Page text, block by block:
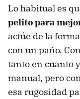
Lo habitual es
pelito para
actúe de la
con un paño.
tanto en cuanto
manual, pero
esa rugosidad